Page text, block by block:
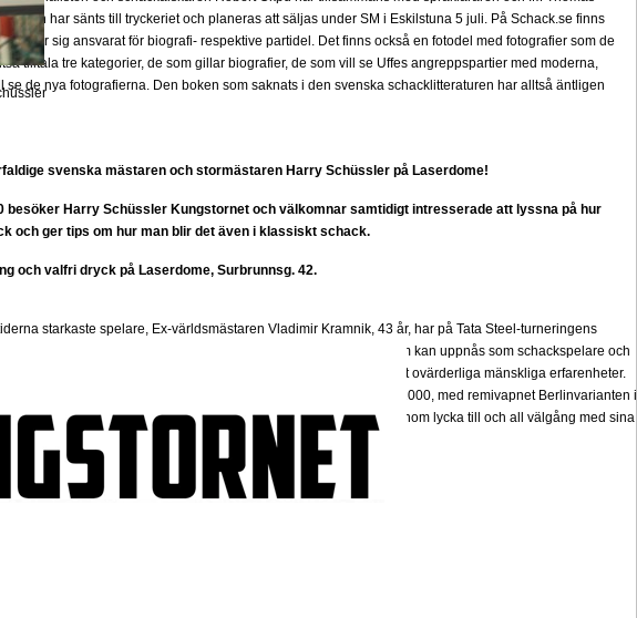
den har sänts till tryckeriet och planeras att säljas under SM i Eskilstuna 5 juli. På Schack.se finns
var för sig ansvarat för biografi- respektive partidel. Det finns också en fotodel med fotografier som de
tilltala tre kategorier, de som gillar biografier, de som vill se Uffes angreppspartier med moderna,
de nya fotografierna. Den boken som saknats i den svenska schacklitteraturen har alltså äntligen
starkaste spelare, Ex-världsmästaren Vladimir Kramnik, 43 år, har på Tata Steel-turneringens
karriär. Bakgrunden är att han tycker han uppnått allt som kan uppnås som schackspelare och
Han nämner att det han varit med om som schackspelare varit ovärderliga mänskliga erfarenheter.
milstolpen i schackhistorien när han besegrade Kasparov år 2000, med remivapnet Berlinvarianten i
alla de partierna han producerat ända fram tills nu och önska honom lycka till och all välgång med sina
svenska mästaren och stormästaren Harry Schüssler på Laserdome!
besöker Harry Schüssler Kungstornet och välkomnar samtidigt intresserade att lyssna på hur
och ger tips om hur man blir det även i klassiskt schack.
och valfri dryck på Laserdome, Surbrunnsg. 42.